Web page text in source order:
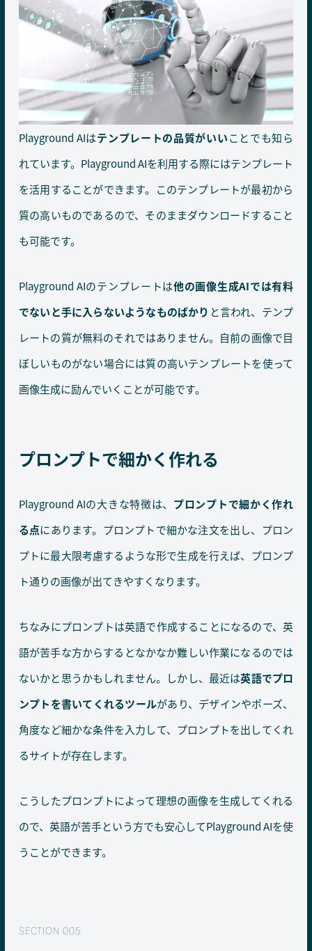
Playground AIはテンプレートの品質がいいことでも知ら
れています。Playground AIを利用する際にはテンプレート
を活用することができます。このテンプレートが最初から
質の高いものであるので、そのままダウンロードすること
も可能です。
Playground AIのテンプレートは他の画像生成AIでは有料
でないと手に入らないようなものばかり と言われ、テンプ
レートの質が無料のそれではありません。自前の画像で目
ぼしいものがない場合には質の高いテンプレートを使って
画像生成に励んでいくことが可能です。
プロンプトで細かく作れる
Playground AIの大きな特徴は、 プロンプトで細かく作れ
る点にあります。プロンプトで細かな注文を出し、プロン
プトに最大限考慮するような形で生成を行えば、プロンプ
ト通りの画像が出てきやすくなります。
ちなみにプロンプトは英語で作成することになるので、英
語が苦手な方からするとなかなか難しい作業になるのでは
ないかと思うかもしれません。しかし、最近は英語でプロ
ンプトを書いてくれるツールがあり、デザインやポーズ、
角度など細かな条件を入力して、プロンプトを出してくれ
るサイトが存在します。
こうしたプロンプトによって理想の画像を生成してくれる
ので、英語が苦手という方でも安心してPlayground AIを使
うことができます。